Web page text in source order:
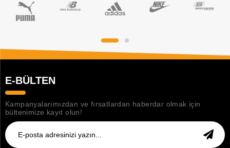
E-BÜLTEN
Kampanyalarımızdan ve fırsatlardan haberdar olmak için
bültenimize kayıt olun!